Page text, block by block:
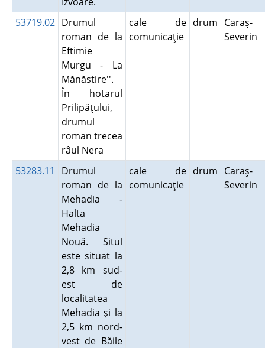
53719.02 Drumul
roman de la
Eftimie
Murgu - La
Mănăstire''.
În hotarul
Prilipăţului,
drumul
roman trecea
râul Nera
cale de
comunicaţie
drum Caraş-
Severin
53283.11
Drumul
roman de la
Mehadia -
Halta
Mehadia
Nouă. Situl
este situat la
2,8 km sud-
est de
localitatea
Mehadia şi la
2,5 km nord-
vest de Băile
cale de
comunicaţie
drum Caraş-
Severin